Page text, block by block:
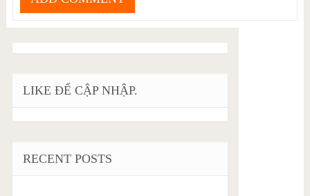
LIKE ĐỂ CẬP NHẬP.
RECENT POSTS